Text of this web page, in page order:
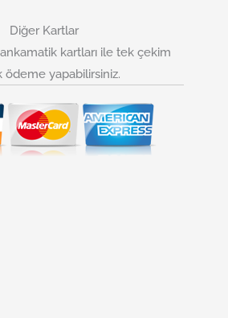
Diğer Kartlar
kartları ile tek çekim
ödeme yapabilirsiniz.